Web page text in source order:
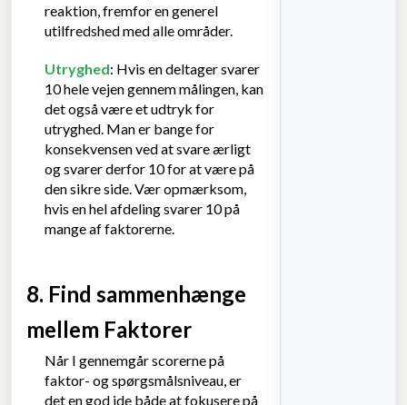
reaktion, fremfor en generel
utilfredshed med alle områder.
Utryghed: Hvis en deltager svarer
10 hele vejen gennem målingen, kan
det også være et udtryk for
utryghed. Man er bange for
konsekvensen ved at svare ærligt
og svarer derfor 10 for at være på
den sikre side. Vær opmærksom,
hvis en hel afdeling svarer 10 på
mange af faktorerne.
8. Find sammenhænge
mellem Faktorer
Når I gennemgår scorerne på
faktor- og spørgsmålsniveau, er
det en god ide både at fokusere på